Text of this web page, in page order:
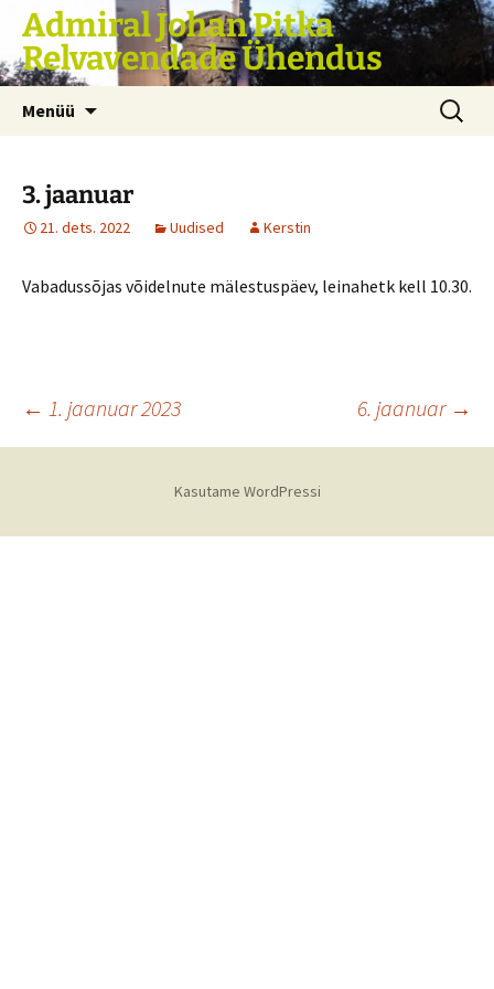
Liigu
sisu
juurde
Admiral Johan Pitka
Relvavendade Ühendus
Menüü Otsi:
3. jaanuar
21. dets. 2022 Uudised Kerstin
Vabadussõjas võidelnute mälestuspäev, leinahetk kell 10.30.
Postituste
töölaud
← 1. jaanuar 2023 6. jaanuar →
Kasutame WordPressi